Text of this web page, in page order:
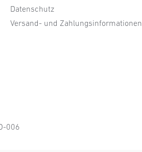
Datenschutz
Versand- und Zahlungsinformationen
006